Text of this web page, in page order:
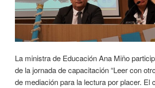
La ministra de Educación Ana Miño
de la jornada de capacitación “Leer con
de mediación para la lectura por placer. El